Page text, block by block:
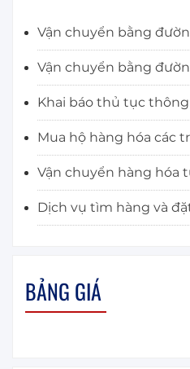
Vận chuyển bằng
Vận chuyển bằng
Khai báo thủ tục
Mua hộ hàng hóa các
Vận chuyển hàng hóa
Dịch vụ tìm hàng và
BẢNG GIÁ